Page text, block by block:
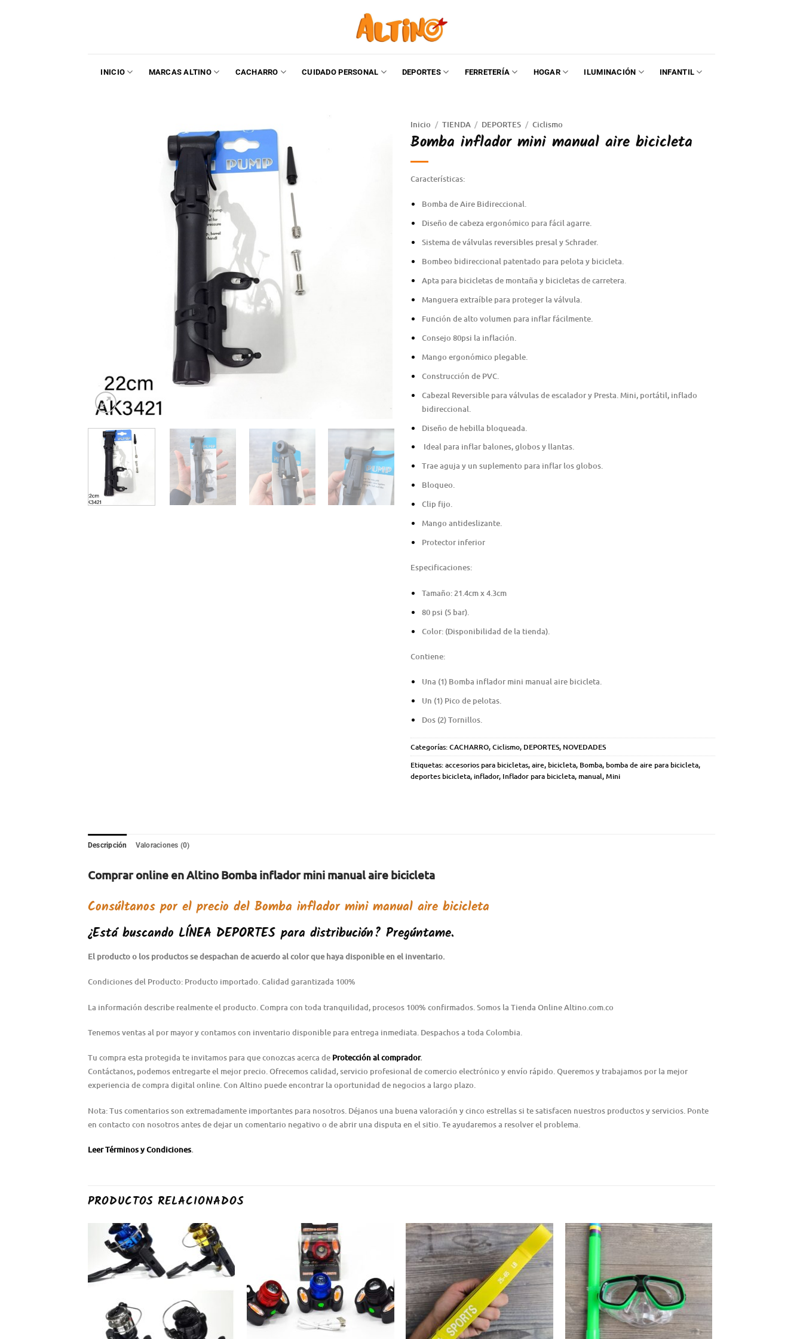
INICIO MARCAS ALTINO CACHARRO CUIDADO PERSONAL DEPORTES FERRETERÍA HOGAR ILUMINACIÓN INFANTIL
Inicio / TIENDA / DEPORTES / Ciclismo
Bomba inflador mini manual aire bicicleta
Características:
Bomba de Aire Bidireccional.
Diseño de cabeza ergonómico para fácil agarre.
Sistema de válvulas reversibles presal y Schrader.
Bombeo bidireccional patentado para pelota y bicicleta.
Apta para bicicletas de montaña y bicicletas de carretera.
Manguera extraíble para proteger la válvula.
Función de alto volumen para inflar fácilmente.
Consejo 80psi la inflación.
Mango ergonómico plegable.
Construcción de PVC.
Cabezal Reversible para válvulas de escalador y Presta. Mini, portátil, inflado
bidireccional.
Diseño de hebilla bloqueada.
Ideal para inflar balones, globos y llantas.
Trae aguja y un suplemento para inflar los globos.
Bloqueo.
Clip fijo.
Mango antideslizante.
Protector inferior
Especificaciones:
Tamaño: 21.4cm x 4.3cm
80 psi (5 bar).
Color: (Disponibilidad de la tienda).
Contiene:
Una (1) Bomba inflador mini manual aire bicicleta.
Un (1) Pico de pelotas.
Dos (2) Tornillos.
Categorías:CACHARRO,Ciclismo, DEPORTES, NOVEDADES
Etiquetas:accesorios para bicicletas,aire, bicicleta, Bomba, bomba de aire para bicicleta,
deportes bicicleta,inflador, Inflador para bicicleta, manual,Mini
Descripción Valoraciones (0)
Comprar online en Altino Bomba inflador mini manual aire bicicleta
Consúltanos por el precio del Bomba inflador mini manual aire bicicleta
¿Está buscando LÍNEA DEPORTES para distribución? Pregúntame.
El producto o los productos se despachan de acuerdo al color que haya disponible en el inventario.
Condiciones del Producto: Producto importado. Calidad garantizada 100%
La información describe realmente el producto. Compra con toda tranquilidad, procesos 100% confirmados. Somos la Tienda Online Altino.com.co
Tenemos ventas al por mayor y contamos con inventario disponible para entrega inmediata. Despachos a toda Colombia.
Tu compra esta protegida te invitamos para que conozcas acerca de Protección al comprador.
Contáctanos, podemos entregarte el mejor precio. Ofrecemos calidad, servicio profesional de comercio electrónico y envío rápido. Queremos y trabajamos por la mejor
experiencia de compra digital online. Con Altino puede encontrar la oportunidad de negocios a largo plazo.
Nota: Tus comentarios son extremadamente importantes para nosotros. Déjanos una buena valoración y cinco estrellas si te satisfacen nuestros productos y servicios. Ponte
en contacto con nosotros antes de dejar un comentario negativo o de abrir una disputa en el sitio. Te ayudaremos a resolver el problema.
Leer Términos y Condiciones.
PRODUCTOS RELACIONADOS